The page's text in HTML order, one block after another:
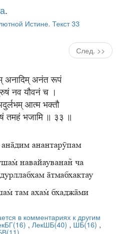
.
Истине. Текст 33
След. >>
अनादिम् अनंत रूपं
नव यौवनं च ।
आत्म भक्तौ
तमहं भजामि ॥ ३३ ॥
анантарӯпам
навайаувана ча
тмабхактау
там аха бхаджми
в комментариях к другим
, ЛекШБ(40) , ШБ(16) ,